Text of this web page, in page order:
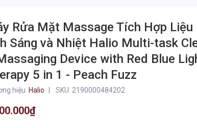
Rửa Mặt Massage Tích Hợp Liệu
Sáng và Nhiệt Halio Multi-task
Device with Red Blue
5 in 1 - Peach Fuzz
hiệu Halio SKU: 2190000484202